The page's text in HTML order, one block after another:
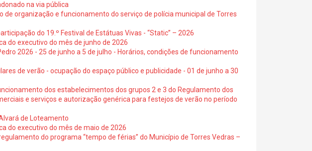
na via pública
de organização e funcionamento do serviço de polícia municipal de Torres
do 19.º Festival de Estátuas Vivas - “Static” – 2026
do executivo do mês de junho de 2026
2026 - 25 de junho a 5 de julho - Horários, condições de funcionamento
de verão - ocupação do espaço público e publicidade - 01 de junho a 30
dos estabelecimentos dos grupos 2 e 3 do Regulamento dos
e serviços e autorização genérica para festejos de verão no período
de Loteamento
do executivo do mês de maio de 2026
do programa “tempo de férias” do Município de Torres Vedras –